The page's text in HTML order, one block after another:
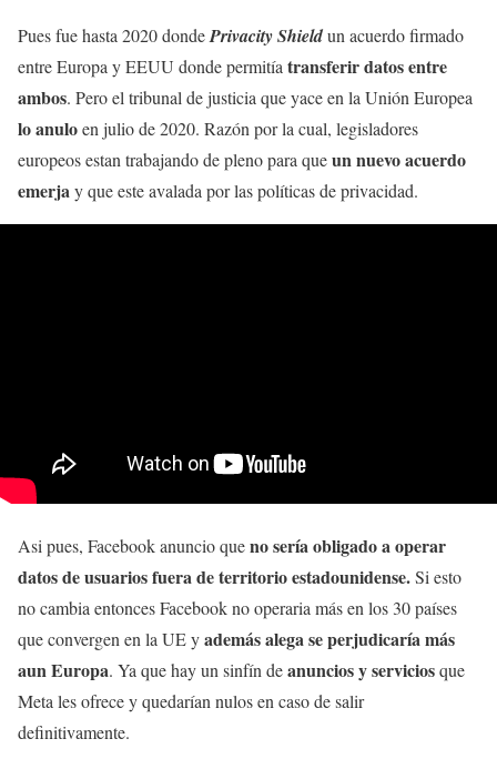
Pues fue hasta 2020 dondePrivacity Shieldun acuerdo firmado
entre Europa y EEUU donde permitía transferir datos entre
ambos. Pero el tribunal de justicia que yace en la Unión Europea
lo anuloen julio de 2020. Razón por la cual, legisladores
europeos estan trabajando de pleno para queun nuevo acuerdo
emerjay que este avalada por las políticas de privacidad.
Asi pues, Facebook anuncio queno sería obligado a operar
datos de usuarios fuera de territorio estadounidense.Si esto
no cambia entonces Facebook no operaria más en los 30 países
que convergen en la UE yademás alega se perjudicaría más
aun Europa. Ya que hay un sinfín deanuncios y serviciosque
Meta les ofrece y quedarían nulos en caso de salir
definitivamente.